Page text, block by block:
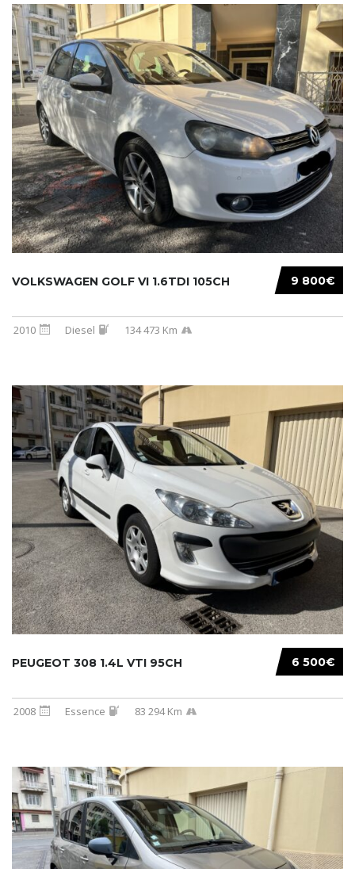
9 800€
VOLKSWAGEN GOLF VI 1.6TDI 105CH
2010 Diesel 134 473 Km
6 500€
PEUGEOT 308 1.4L VTI 95CH
2008 Essence 83 294 Km